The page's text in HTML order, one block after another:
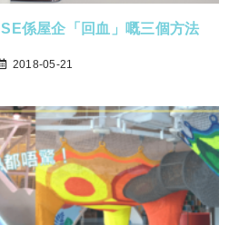
係屋企「回血」嘅三個方法
2018-05-21